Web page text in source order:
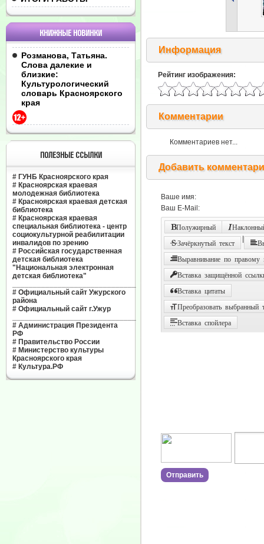
КНИЖНЫЕ НОВИНКИ
Розманова, Татьяна.
Слова далекие и
близкие:
Культурологический
словарь Красноярского
края
ПОЛЕЗНЫЕ ССЫЛКИ
# ГУНБ Красноярского края
# Красноярская краевая
молодежная библиотека
# Красноярская краевая детская
библиотека
# Красноярская краевая
специальная библиотека - центр
социокультурной реабилитации
инвалидов по зрению
# Российская государственная
детская библиотека
"Национальная электронная
детская библиотека"
# Официальный сайт Ужурского
района
# Официальный сайт г.Ужур
# Администрация Президента
РФ
# Правительство России
# Министерство культуры
Красноярского края
# Культура.РФ
Информация
Рейтинг изображения:
Комментарии
Комментариев нет...
Добавить
Ваше имя:
Ваш E-Mail:
Полужирный
Зачёркнутый текст
Выравнивание по правому
Вставка защищённой
Вставка цитаты
Преобразовать выбранный
Вставка спойлера